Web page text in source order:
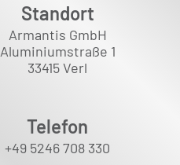
Standort
Armantis GmbH
Aluminiumstraße 1
33415 Verl
Telefon
+49 5246 708 330